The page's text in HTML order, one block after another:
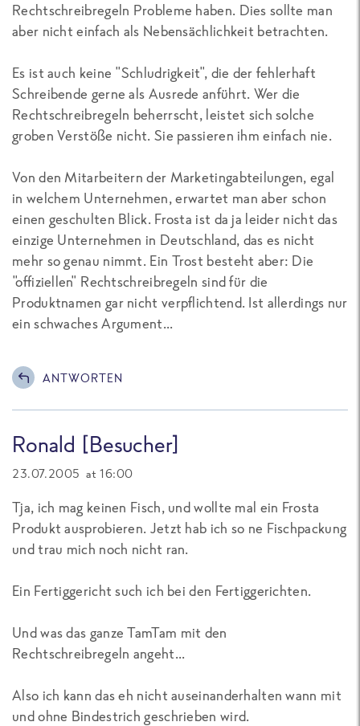
Rechtschreibregeln Probleme haben. Dies sollte man
aber nicht einfach als Nebensächlichkeit betrachten.
Es ist auch keine "Schludrigkeit", die der fehlerhaft
Schreibende gerne als Ausrede anführt. Wer die
Rechtschreibregeln beherrscht, leistet sich solche
groben Verstöße nicht. Sie passieren ihm einfach nie.
Von den Mitarbeitern der Marketingabteilungen, egal
in welchem Unternehmen, erwartet man aber schon
einen geschulten Blick. Frosta ist da ja leider nicht das
einzige Unternehmen in Deutschland, das es nicht
mehr so genau nimmt. Ein Trost besteht aber: Die
"offiziellen" Rechtschreibregeln sind für die
Produktnamen gar nicht verpflichtend. Ist allerdings nur
ein schwaches Argument...
ANTWORTEN
Ronald [Besucher]
23.07.2005 at 16:00
Tja, ich mag keinen Fisch, und wollte mal ein Frosta
Produkt ausprobieren. Jetzt hab ich so ne Fischpackung
und trau mich noch nicht ran.
Ein Fertiggericht such ich bei den Fertiggerichten.
Und was das ganze TamTam mit den
Rechtschreibregeln angeht...
Also ich kann das eh nicht auseinanderhalten wann mit
und ohne Bindestrich geschrieben wird.